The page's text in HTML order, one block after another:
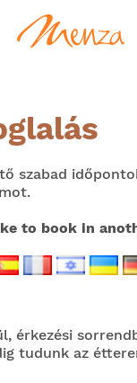
szabad
to book in
érkezési
tudunk az